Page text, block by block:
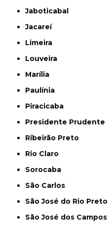
Jaboticabal
Jacareí
Limeira
Louveira
Marília
Paulínia
Piracicaba
Presidente Prudente
Ribeirão Preto
Rio Claro
Sorocaba
São Carlos
São José do Rio Preto
São José dos Campos